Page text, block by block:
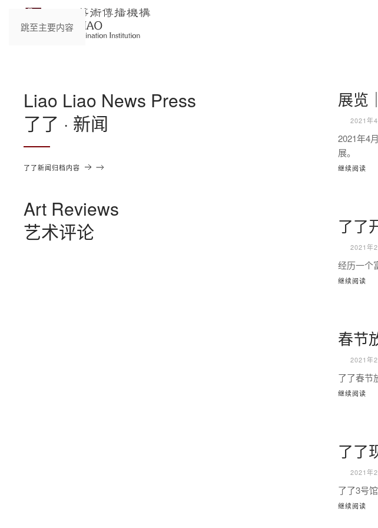
跳至主要内容
展览
2021年
2021年4
展。
继续阅读
了了
2021年
经历一个
继续阅读
春节
2021年
了了春节
继续阅读
了了
2021年
了了3号
继续阅读
Liao Liao News Press
了了 · 新闻
了了新闻归档内容
Art Reviews
艺术评论